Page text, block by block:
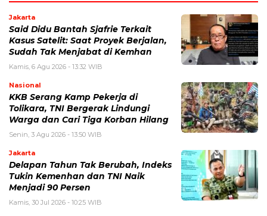
Jakarta
Said Didu Bantah Sjafrie Terkait
Kasus Satelit: Saat Proyek Berjalan,
Sudah Tak Menjabat di Kemhan
Kamis, 6 Agu 2026 - 13:32 WIB
Nasional
KKB Serang Kamp Pekerja di
Tolikara, TNI Bergerak Lindungi
Warga dan Cari Tiga Korban Hilang
Senin, 3 Agu 2026 - 13:50 WIB
Jakarta
Delapan Tahun Tak Berubah, Indeks
Tukin Kemenhan dan TNI Naik
Menjadi 90 Persen
Kamis, 30 Jul 2026 - 10:25 WIB